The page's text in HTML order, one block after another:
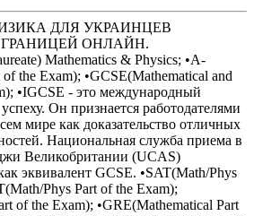
ДЛЯ УКРАИНЦЕВ
ОНЛАЙН.
Mathematics & Physics; •A-
the Exam); •GCSE(Mathematical and
•IGCSE - это международный
Он признается работодателями
мире как доказательство отличных
Национальная служба приема в
Великобритании (UCAS)
эквивалент GCSE. •SAT(Math/Phys
Phys Part of the Exam);
of the Exam); •GRE(Mathematical Part